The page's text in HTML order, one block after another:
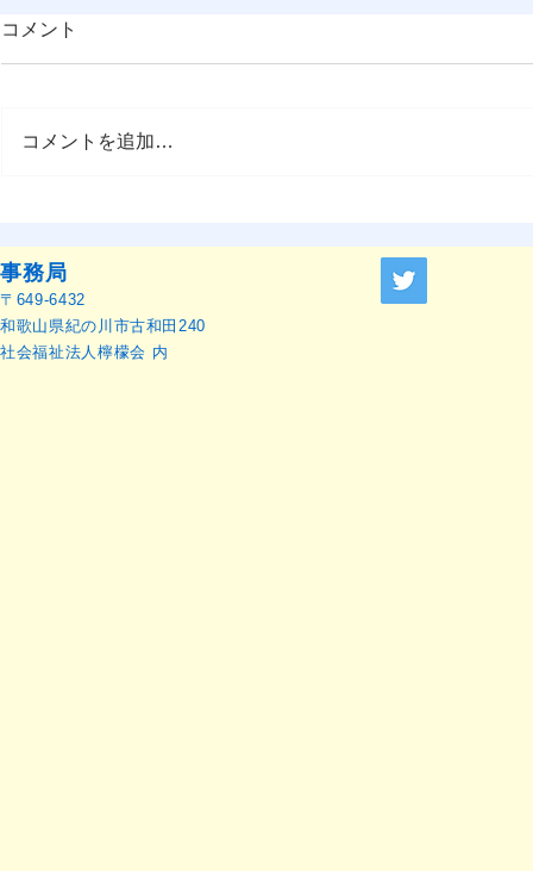
催のお知らせ
ャーナル』
せ
コメント
コメントを追加…
事務局
〒649-6432
和歌山県紀の川市古和田240
社会福祉法人檸檬会 内